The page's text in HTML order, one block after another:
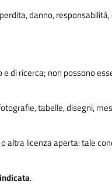
danno,
di ricerca; non possono
tabelle, disegni,
altra licenza aperta: tale
.